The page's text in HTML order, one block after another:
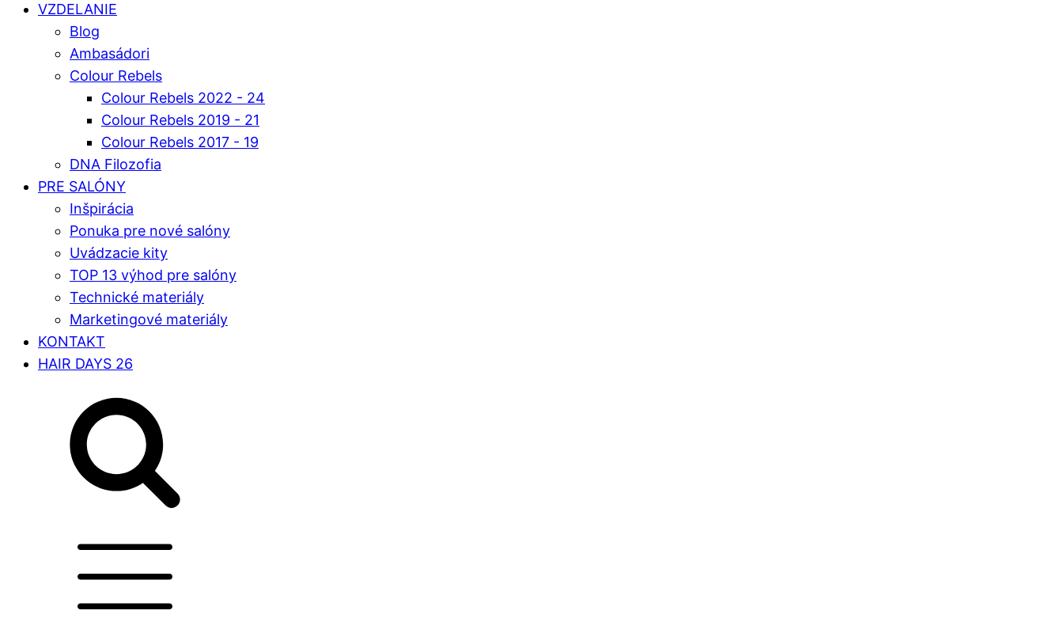
VZDELANIE
Blog
Ambasádori
Colour Rebels
Colour Rebels 2022 - 24
Colour Rebels 2019 - 21
Colour Rebels 2017 - 19
DNA Filozofia
PRE SALÓNY
Inšpirácia
Ponuka pre nové salóny
Uvádzacie kity
TOP 13 výhod pre salóny
Technické materiály
Marketingové materiály
KONTAKT
HAIR DAYS 26